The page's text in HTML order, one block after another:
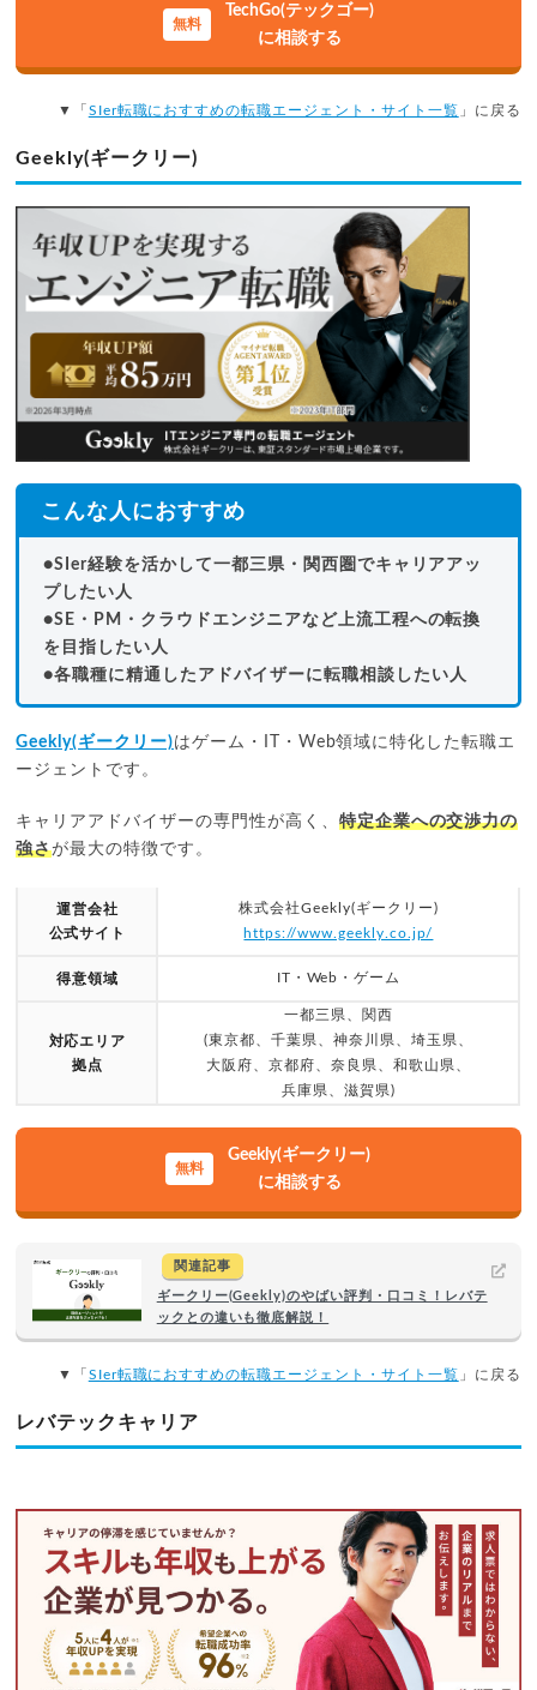
TechGo(テックゴー)
に相談する
▼「 SIer転職におすすめの転職エージェント・サイト一覧 」に戻る
Geekly(ギークリー)
こんな人におすすめ
●SIer経験を活かして一都三県・関西圏でキャリアアッ
プしたい人
●SE・PM・クラウドエンジニアなど上流工程への転換
を目指したい人
●各職種に精通したアドバイザーに転職相談したい人
Geekly(ギークリー)はゲーム・IT・Web領域に特化した転職エ
ージェントです。
キャリアアドバイザーの専門性が高く、 特定企業への交渉力の
強さが最大の特徴です。
運営会社
公式サイト
株式会社Geekly(ギークリー)
https://www.geekly.co.jp/
得意領域 IT・Web・ゲーム
対応エリア
拠点
一都三県、関西
(東京都、千葉県、神奈川県、埼玉県、
大阪府、京都府、奈良県、和歌山県、
兵庫県、滋賀県)
Geekly(ギークリー)
に相談する
関連記事
ギークリー(Geekly)のやばい評判・口コミ！レバテ
ックとの違いも徹底解説！
▼「 SIer転職におすすめの転職エージェント・サイト一覧 」に戻る
レバテックキャリア